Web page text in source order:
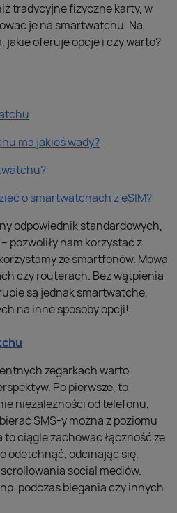
tradycyjne fizyczne karty, w
je na smartwatchu. Na
jakie oferuje opcje i czy warto?
ma jakieś wady?
o smartwatchach z eSIM?
odpowiednik standardowych,
pozwoliły nam korzystać z
ze smartfonów. Mowa
czy routerach. Bez wątpienia
są jednak smartwatche,
na inne sposoby opcji!
zegarkach warto
Po pierwsze, to
niezależności od telefonu,
SMS-y można z poziomu
to ciągle zachować łączność ze
odetchnąć, odcinając się,
social mediów.
podczas biegania czy innych